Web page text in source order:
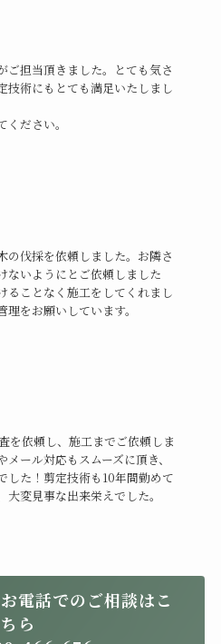
ご担当頂きました。とても気さ
技術にもとても満足いたしまし
ださい。
の伐採を依頼しました。お隣さ
ないようにとご依頼しました
ることなく施工をしてくれまし
理をお願いしています。
を依頼し、施工までご依頼しま
メール対応もスムーズに頂き、
した！剪定技術も10年間勤めて
大変見事な出来栄えでした。
電話でのご相談はこ
ちら